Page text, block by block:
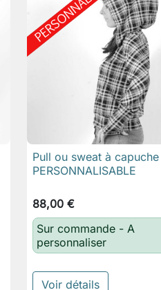
 Aperçu rapide
Pull ou sweat à
PERSONNALISABLE
88,00 €
Sur commande - A
personnaliser
Voir détails